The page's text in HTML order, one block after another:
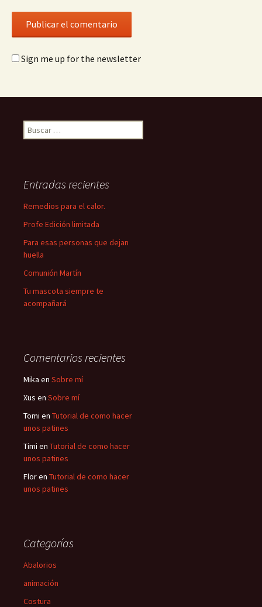
Sign me up for the newsletter
Buscar:
Entradas recientes
Remedios para el calor.
Profe Edición limitada
Para esas personas que dejan
huella
Comunión Martín
Tu mascota siempre te
acompañará
Comentarios recientes
Mika en Sobre mí
Xus en Sobre mí
Tomi en Tutorial de como hacer
unos patines
Timi en Tutorial de como hacer
unos patines
Floren Tutorial de como hacer
unos patines
Categorías
Abalorios
animación
Costura